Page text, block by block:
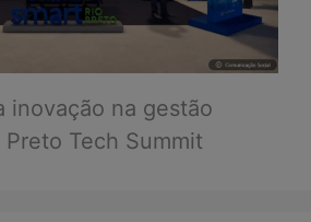
inovação na gestão
Tech Summit